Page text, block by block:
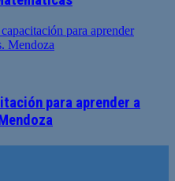
para aprender a